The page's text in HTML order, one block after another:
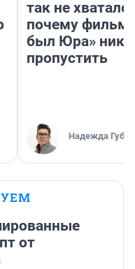
так не
почему фильм
был Юра»
пропустить
Надежда
от